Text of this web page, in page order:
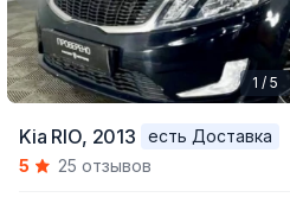
of
1 / 5
Kia RIO, 2013
есть Доставка
5
25 отзывов